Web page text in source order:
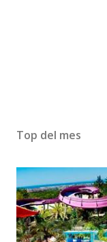
Top del mes